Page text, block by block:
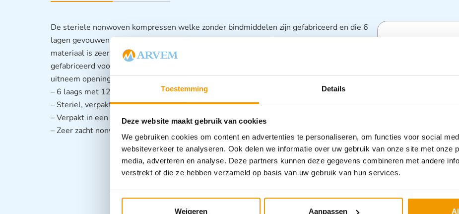
Toestemming Details
Deze website maakt gebruik van cookies
We gebruiken cookies om content en advertenties te personaliseren, om functies voor social
websiteverkeer te analyseren. Ook delen we informatie over uw gebruik van onze site met onze
media, adverteren en analyse. Deze partners kunnen deze gegevens combineren met andere
verstrekt of die ze hebben verzameld op basis van uw gebruik van hun services.
Weigeren Aanpassen
De steriele nonwoven kompressen welke zonder bindmiddelen zijn gefabriceerd en die 6
lagen gevouwen zijn, bezitten de opnamecapaciteit van een 12 lagen gaaskompres.Het
materiaal is zeer zacht en daarom aangenaam op de huid. De kompressen zijn speciaal
gefabriceerd voor wondbedekking. De steriele sets zijn verpakt in een afdelingsdoos met
uitneem opening. – Leverbaar in 4 afmetingen
– 6 laags met 12 laags opnamecapaciteit
– Steriel, verpakt per set van 2 stuks
– Verpakt in een doos van 50 sets
– Zeer zacht nonwoven materiaal